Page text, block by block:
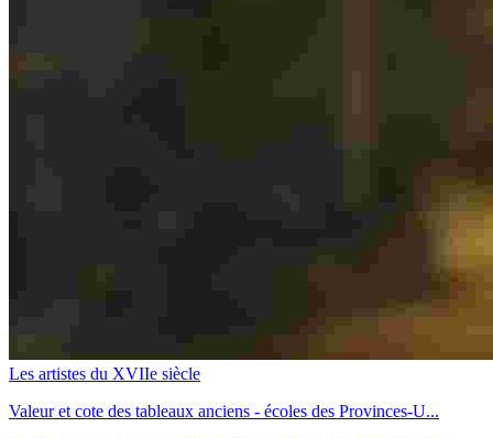
Les artistes du XVIIe siècle
Valeur et cote des tableaux anciens - écoles des Provinces-U...